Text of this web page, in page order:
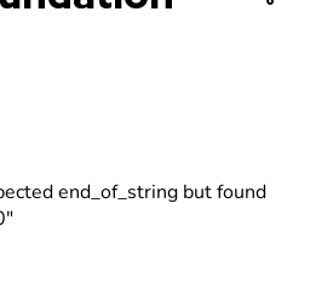
end_of_string but found